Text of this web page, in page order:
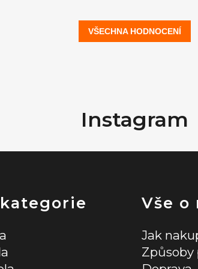
VŠECHNA HODNOCENÍ
Instagram
Vše o
Jak
Způsoby